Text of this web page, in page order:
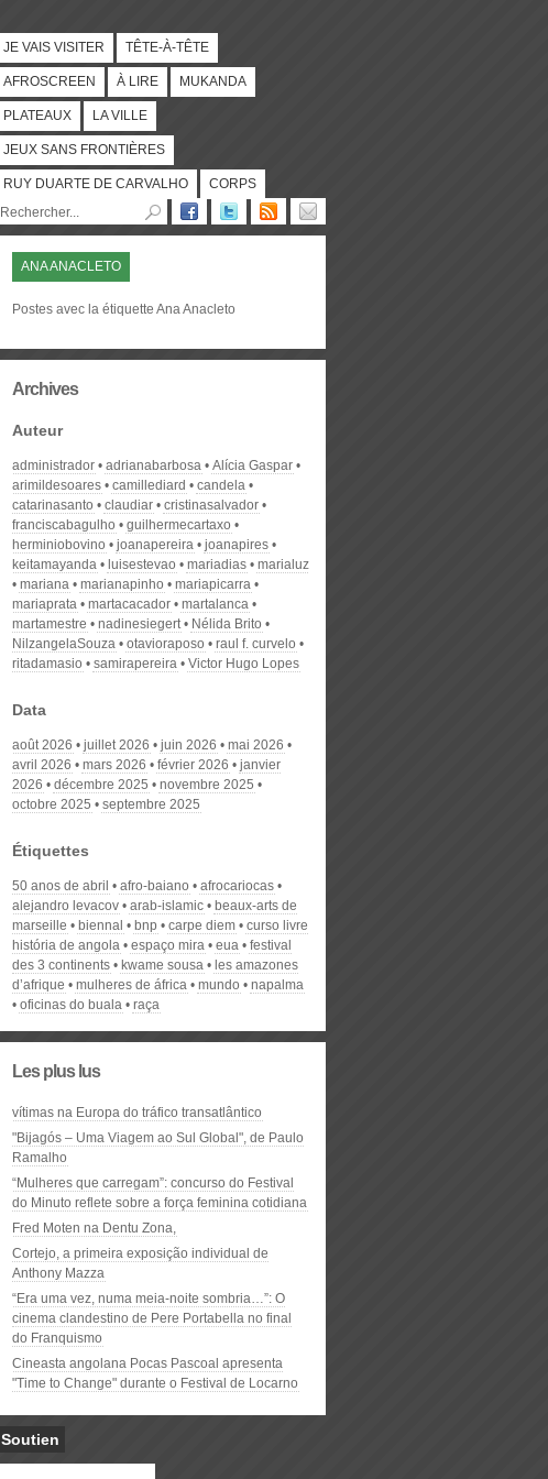
JE VAIS VISITER TÊTE-À-TÊTE
AFROSCREEN À LIRE MUKANDA
PLATEAUX LA VILLE
JEUX SANS FRONTIÈRES
RUY DUARTE DE CARVALHO CORPS
ANA ANACLETO
Postes avec la étiquette Ana Anacleto
Archives
Auteur
administrador adrianabarbosa
Alícia Gaspar
arimildesoares
camillediard
candela
catarinasanto
claudiar
cristinasalvador
franciscabagulho
guilhermecartaxo
herminiobovino
joanapereira
joanapires
keitamayanda
luisestevao mariadias
marialuz
mariana
marianapinho
mariapicarra
mariaprata
martacacador
martalanca
martamestre
nadinesiegert
Nélida Brito
NilzangelaSouza
otavioraposo
raul f. curvelo
ritadamasio
samirapereira Victor Hugo Lopes
Data
août 2026 juillet 2026 juin 2026
mai 2026
avril 2026
mars 2026 février 2026
janvier
2026
décembre 2025
novembre 2025
octobre 2025
septembre 2025
Étiquettes
50 anos de abril afro-baiano
afrocariocas
alejandro levacov
arab-islamic
beaux-arts de
marseille
biennal bnp carpe diem
curso livre
história de angola
espaço mira eua
festival
des 3 continents
kwame sousa
les amazones
d’afrique
mulheres de áfrica mundo
napalma
oficinas do buala
raça
Les plus lus
vítimas na Europa do tráfico transatlântico
"Bijagós – Uma Viagem ao Sul Global", de Paulo
Ramalho
“Mulheres que carregam”: concurso do Festival
do Minuto reflete sobre a força feminina cotidiana
Fred Moten na Dentu Zona,
Cortejo, a primeira exposição individual de
Anthony Mazza
“Era uma vez, numa meia-noite sombria…”: O
cinema clandestino de Pere Portabella no final
do Franquismo
Cineasta angolana Pocas Pascoal apresenta
"Time to Change" durante o Festival de Locarno
Soutien